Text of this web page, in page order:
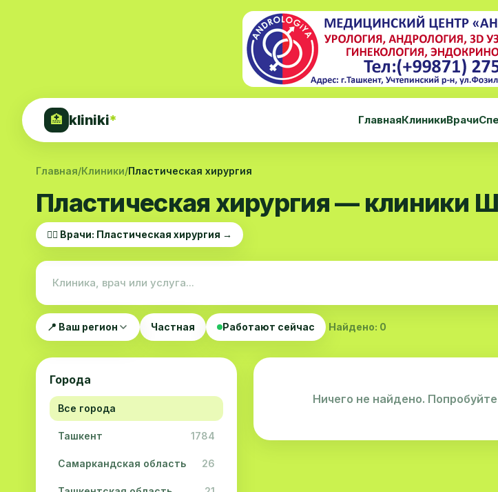
🏥 kliniki* ГлавнаяКлиникиВрачи
Главная/Клиники/Пластическая хирургия
Пластическая хирургия — клиники
👨‍⚕️ Врачи: Пластическая хирургия →
📍 Ваш регион Частная Работают сейчас Найдено: 0
Города
Все города
Ташкент 1784
Самаркандская область 26
Ничего не найдено.